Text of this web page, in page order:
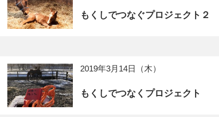
もくしでつなぐプロジェクト２
2019年3月14日（木）
もくしでつなくプロジェクト